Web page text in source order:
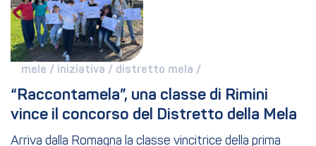
mele / iniziativa / distretto mela /
“Raccontamela”, una classe di Rimini
vince il concorso del Distretto della Mela
Arriva dalla Romagna la classe vincitrice della prima